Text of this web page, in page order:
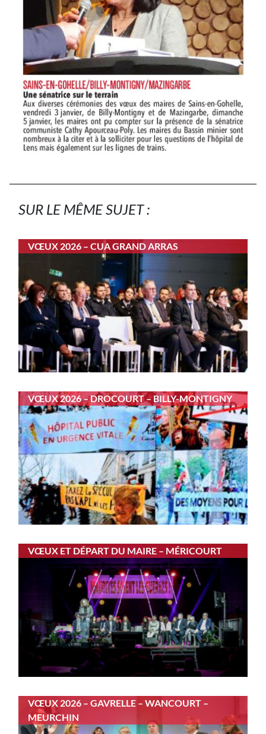
SUR LE MÊME SUJET :
VŒUX 2026 – CUA GRAND ARRAS
VŒUX 2026 – DROCOURT – BILLY-MONTIGNY
VŒUX ET DÉPART DU MAIRE – MÉRICOURT
VŒUX 2026 – GAVRELLE – WANCOURT –
MEURCHIN